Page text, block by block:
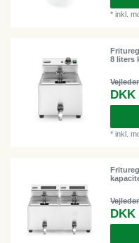
*inkl.
8 liters
DKK
*inkl.
DKK